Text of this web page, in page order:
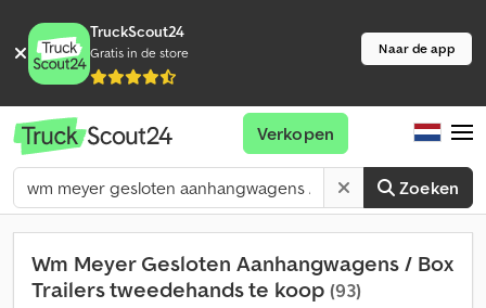
TruckScout24
Gratis in de store Naar de app
Zoeken
Verkopen
Wm Meyer Gesloten Aanhangwagens / Box
Trailers tweedehands te koop (93)